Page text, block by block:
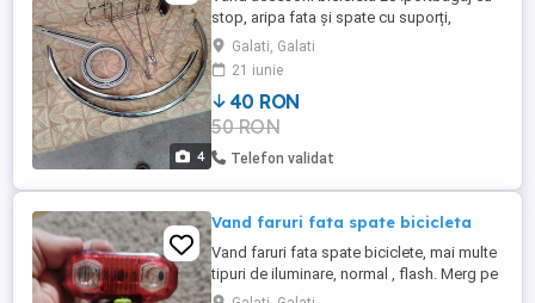
4
stop, aripa fata și spate cu suporți,
apărătoare lanț după cum se văd în poze
relații la telefon
Galati, Galati
21 iunie
40 RON
50 RON
Telefon validat
Vand faruri fata spate bicicleta
Vand faruri fata spate biciclete, mai multe
tipuri de iluminare, normal , flash. Merg pe
baterii AAA. Livrare prin lockere Same day.